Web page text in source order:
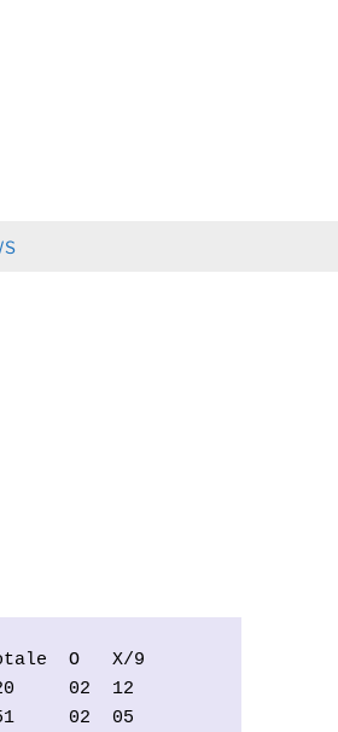
O   X/9
02  12
02  05